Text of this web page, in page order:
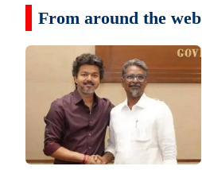
From around the web